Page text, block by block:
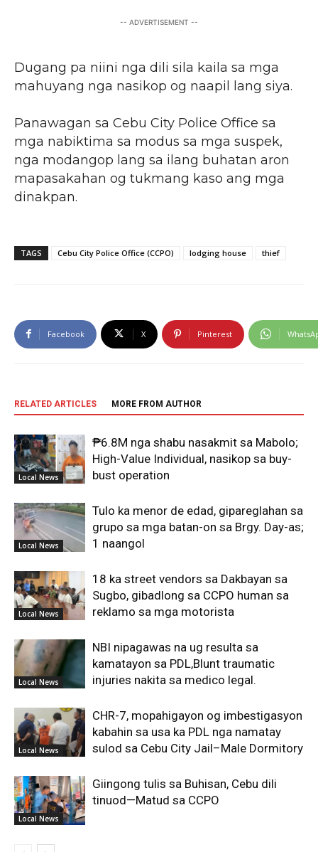
-- ADVERTISEMENT --
Dugang pa niini nga dili sila kaila sa mga
mahuyang nga nasikop og naapil lang siya.
Panawagan sa Cebu City Police Office sa
mga nabiktima sa modus sa mga suspek,
nga modangop lang sa ilang buhatan aron
mapasakahan og tukmang kaso ang mga
dinakpan.
TAGS Cebu City Police Office (CCPO) lodging house thief
Facebook X Pinterest
RELATED ARTICLES MORE FROM AUTHOR
Local News
₱6.8M nga shabu nasakmit sa Mabolo;
High-Value Individual, nasikop sa buy-
bust operation
Local News
Tulo ka menor de edad, gipareglahan sa
grupo sa mga batan-on sa Brgy. Day-as;
1 naangol
Local News
18 ka street vendors sa Dakbayan sa
Sugbo, gibadlong sa CCPO human sa
reklamo sa mga motorista
Local News
NBI nipagawas na ug resulta sa
kamatayon sa PDL,Blunt traumatic
injuries nakita sa medico legal.
Local News
CHR-7, mopahigayon og imbestigasyon
kabahin sa usa ka PDL nga namatay
sulod sa Cebu City Jail–Male Dormitory
Local News
Giingong tulis sa Buhisan, Cebu dili
tinuod—Matud sa CCPO